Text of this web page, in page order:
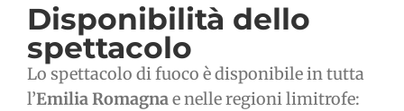
Disponibilità dello
spettacolo
Lo spettacolo di fuoco è disponibile in tutta
l’Emilia Romagnae nelle regioni limitrofe: